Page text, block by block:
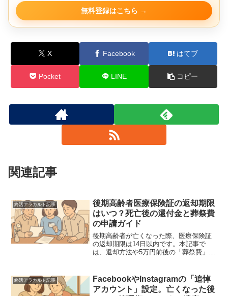
無料登録はこちら
X Facebook はてブ
Pocket LINE コピー
関連記事
終活アラカルト記事
後期高齢者医療保険証の返却期限
はいつ？死亡後の還付金と葬祭費
の申請ガイド
後期高齢者が亡くなった際、医療保険証
の返却期限は14日以内です。本記事で
は、返却方法や5万円前後の「葬祭費」受
説。遺族が迷わず進めるためのチェック
リスト付です。
終活アラカルト記事
FacebookやInstagramの「追悼
アカウント」設定。亡くなった後